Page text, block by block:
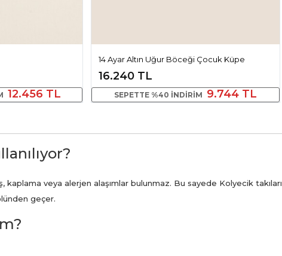
12.456 TL
14 Ayar Altın Uğur Böceği Çocuk Küpe
16.240 TL
SEPETTE %40 INDIRIM 9.744 TL
kaplama veya alerjen alaşımlar bulunmaz. Bu sayede Kolyecik takıları
geçer.